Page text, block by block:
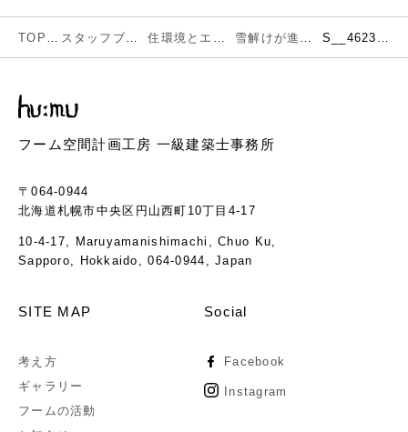
フーム空間計画工房 一級建築士事務所
〒064-0944
北海道札幌市中央区円山西町10丁目4-17
10-4-17, Maruyamanishimachi, Chuo Ku,
Sapporo, Hokkaido, 064-0944, Japan
SITE MAP
考え方
ギャラリー
フームの活動
Social
Facebook
Instagram